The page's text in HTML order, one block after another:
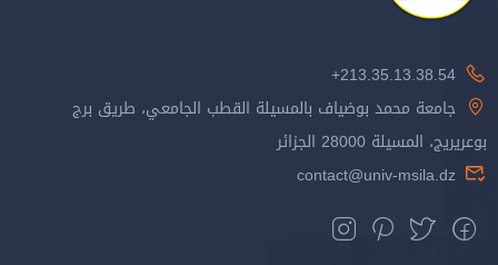
213.35.13.38.54+
جامعة محمد بوضياف بالمسيلة القطب الجامعي، طريق برج
بوعريريج، المسيلة 28000 الجزائر
contact@univ-msila.dz